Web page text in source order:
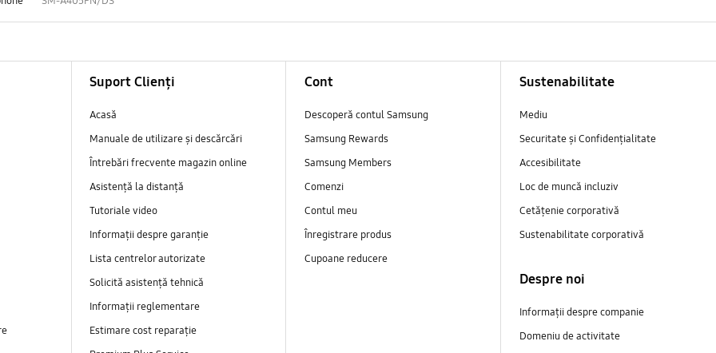
Suport Clienți
Acasă
Manuale de utilizare și descărcări
Întrebări frecvente magazin online
Asistență la distanță
Tutoriale video
Informații despre garanție
Lista centrelor autorizate
Solicită asistență tehnică
Informații reglementare
Estimare cost reparație
Cont
Descoperă contul Samsung
Samsung Rewards
Samsung Members
Comenzi
Contul meu
Înregistrare produs
Cupoane reducere
Sustenabilitate
Mediu
Securitate și Confidențialitate
Accesibilitate
Loc de muncă incluziv
Cetățenie corporativă
Sustenabilitate corporativă
Despre noi
Informații despre companie
Domeniu de activitate